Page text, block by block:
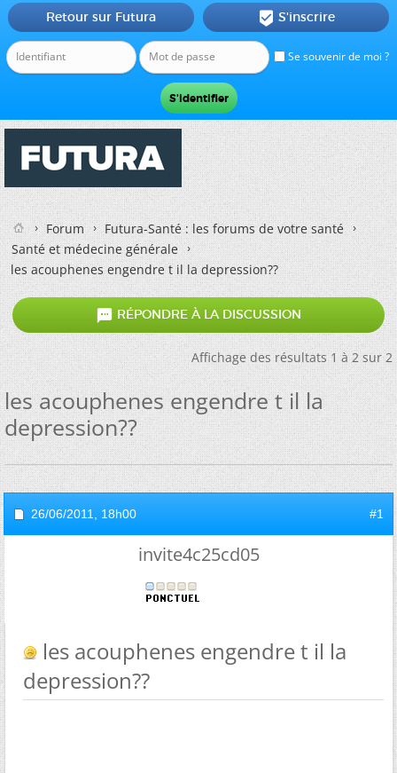
Se souvenir de moi ?
Retour sur Futura  S'inscrire
Forum
Futura-Santé : les forums de votre santé
Santé et médecine générale
les acouphenes engendre t il la depression??
 RÉPONDRE À LA DISCUSSION
Affichage des résultats 1 à 2 sur 2
les acouphenes engendre t il la
depression??
26/06/2011, 18h00 #1
invite4c25cd05
les acouphenes engendre t il la
depression??